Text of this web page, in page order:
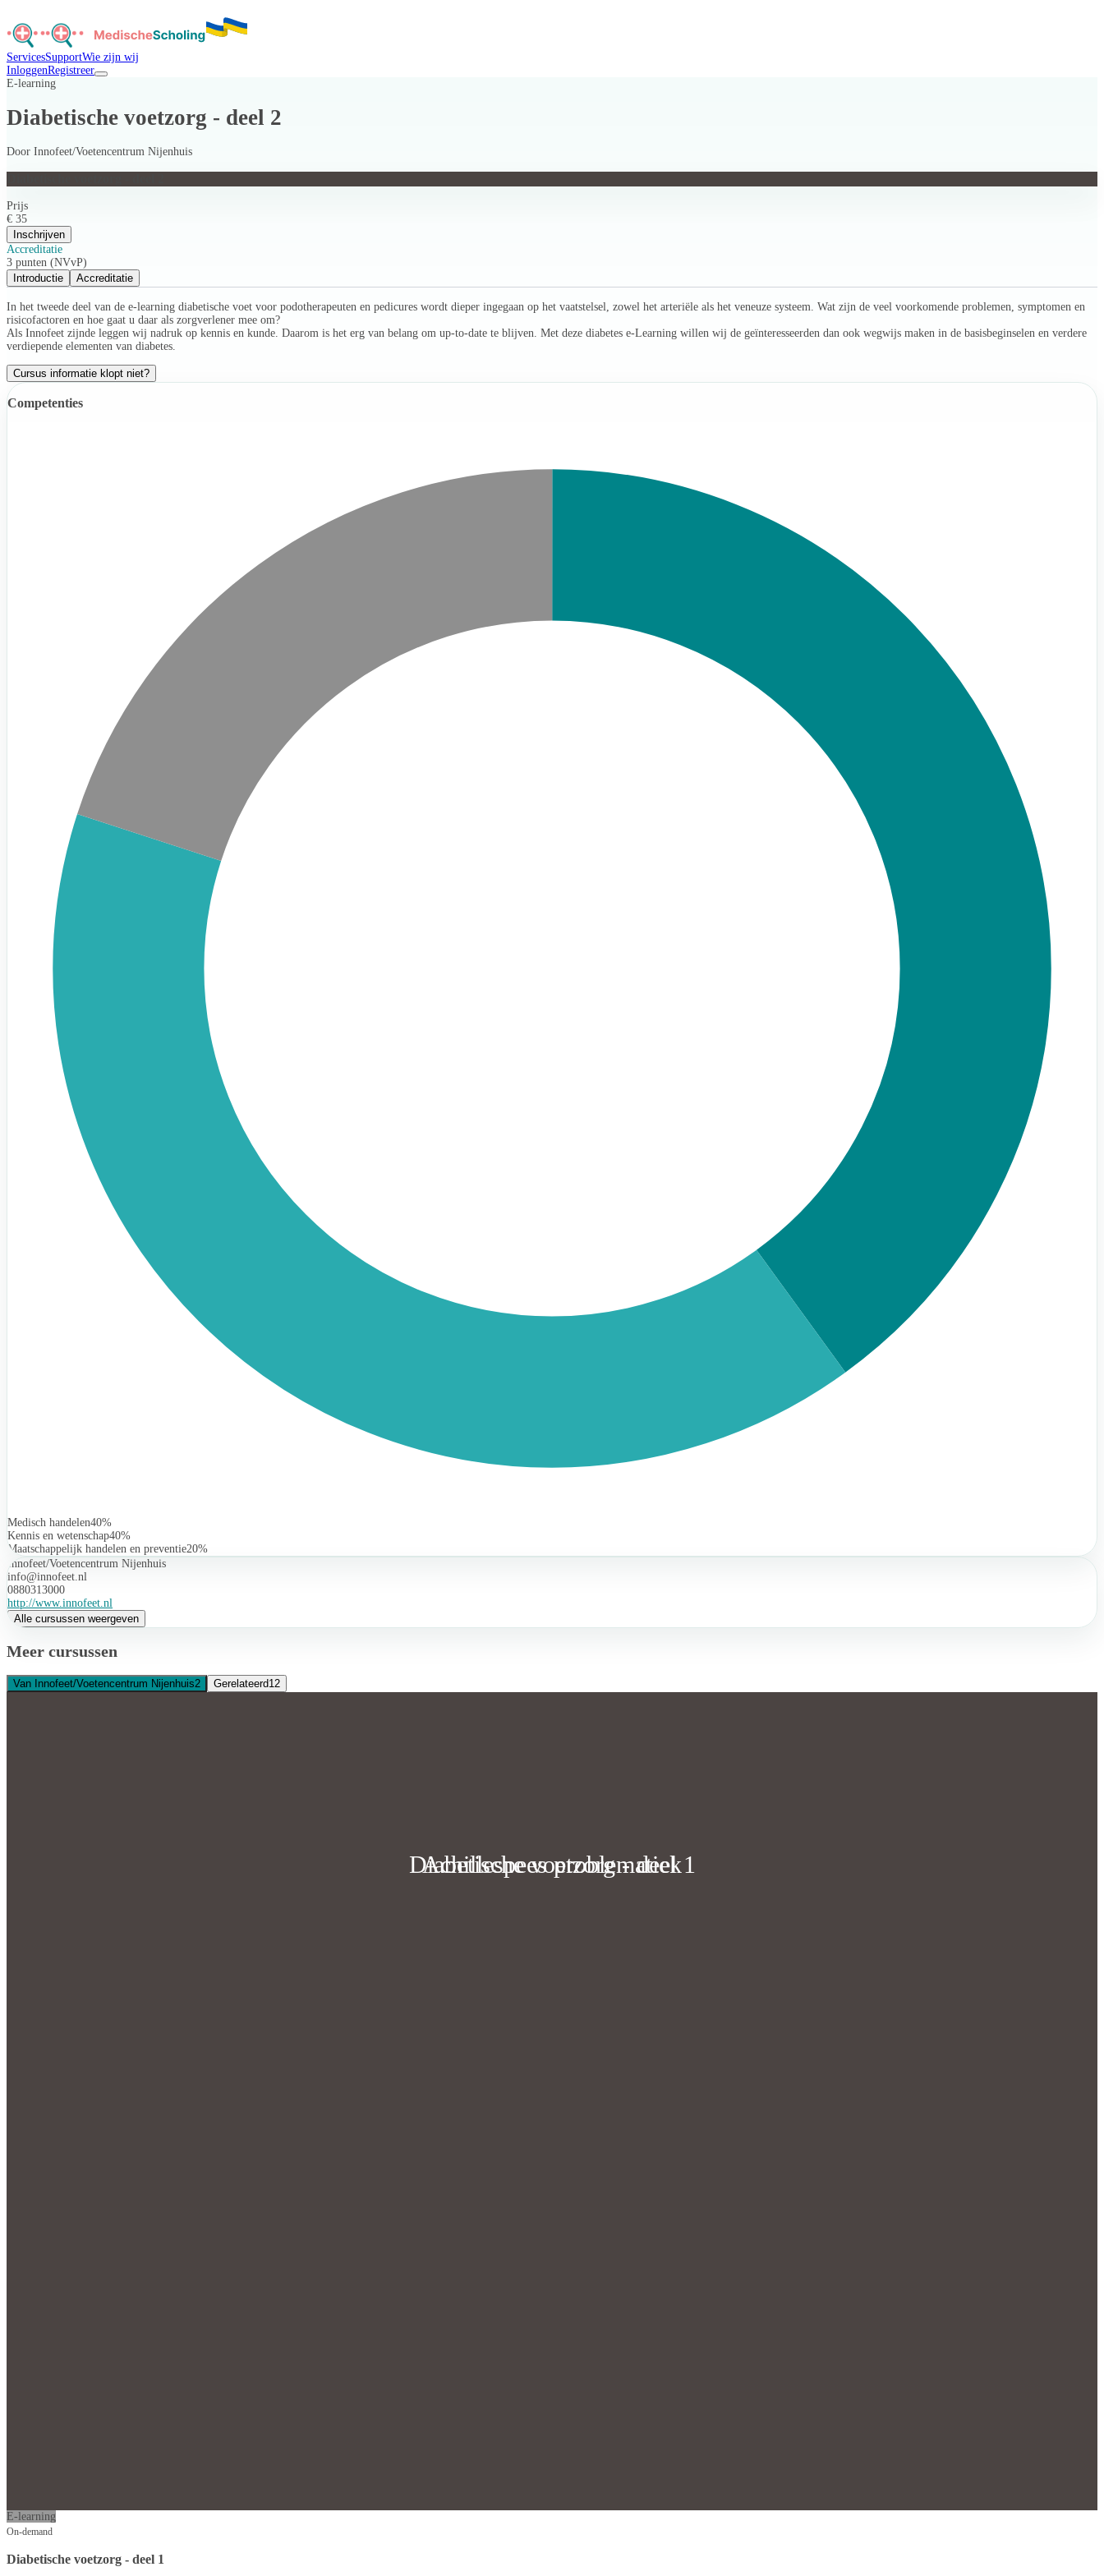
ServicesSupportWie zijn wij
InloggenRegistreer
E-learning
Diabetische voetzorg - deel 2
Door Innofeet/Voetencentrum Nijenhuis
Prijs
€ 35
Inschrijven
Accreditatie
3 punten (NVvP)
Introductie
Accreditatie
In het tweede deel van de e-learning diabetische voet voor podotherapeuten en pedicures wordt dieper ingegaan op het vaatstelsel, zowel het arteriële als het veneuze systeem. Wat zijn de veel voorkomende problemen, symptomen en
risicofactoren en hoe gaat u daar als zorgverlener mee om?
Als Innofeet zijnde leggen wij nadruk op kennis en kunde. Daarom is het erg van belang om up-to-date te blijven. Met deze diabetes e-Learning willen wij de geïnteresseerden dan ook wegwijs maken in de basisbeginselen en verdere
verdiepende elementen van diabetes.
Cursus informatie klopt niet?
Competenties
Medisch handelen40%
Kennis en wetenschap40%
Maatschappelijk handelen en preventie20%
Innofeet/Voetencentrum Nijenhuis
info@innofeet.nl
0880313000
http://www.innofeet.nl
Alle cursussen weergeven
Meer cursussen
Van Innofeet/Voetencentrum Nijenhuis2 Gerelateerd12
Diabetische voetzorg - deel 1
E-learning
On-demand
Diabetische voetzorg - deel 1
Achillespees problematiek